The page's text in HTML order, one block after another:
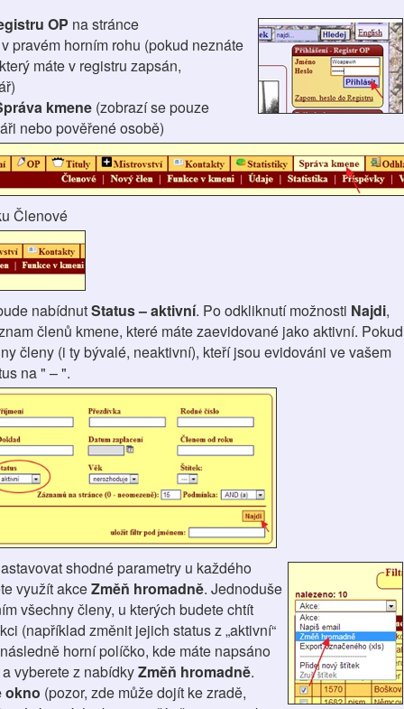
OP na stránce
pravém horním rohu (pokud neznáte
máte v registru zapsán,
kmene(zobrazí se pouze
nebo pověřené osobě)
Členové
nabídnutStatus – aktivní. Po odkliknutí možnosti Najdi,
členů kmene, které máte zaevidované jako aktivní. Pokud
členy (i ty bývalé, neaktivní), kteří jsou evidováni ve vašem
na " – ".
shodné parametry u každého
využít akceZměň hromadně. Jednoduše
všechny členy, u kterých budete chtít
(například změnit jejich status z „aktivní“
horní políčko, kde máte napsáno
vyberete z nabídkyZměň hromadně.
okno (pozor, zde může dojít ke zradě,